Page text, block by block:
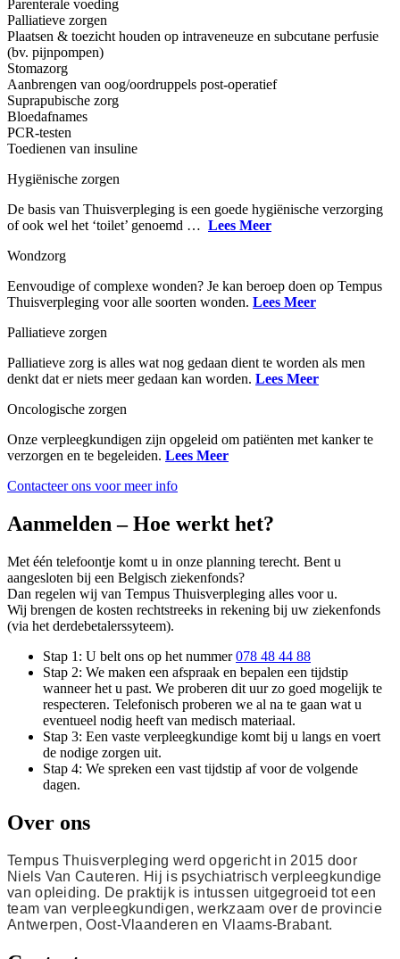
Parenterale voeding
Palliatieve zorgen
Plaatsen & toezicht houden op intraveneuze en subcutane perfusie
(bv. pijnpompen)
Stomazorg
Aanbrengen van oog/oordruppels post-operatief
Suprapubische zorg
Bloedafnames
PCR-testen
Toedienen van insuline
Hygiënische zorgen
De basis van Thuisverpleging is een goede hygiënische verzorging
of ook wel het ‘toilet’ genoemd … Lees Meer
Wondzorg
Eenvoudige of complexe wonden? Je kan beroep doen op Tempus
Thuisverpleging voor alle soorten wonden. Lees Meer
Palliatieve zorgen
Palliatieve zorg is alles wat nog gedaan dient te worden als men
denkt dat er niets meer gedaan kan worden. Lees Meer
Oncologische zorgen
Onze verpleegkundigen zijn opgeleid om patiënten met kanker te
verzorgen en te begeleiden. Lees Meer
Contacteer ons voor meer info
Aanmelden – Hoe werkt het?
Met één telefoontje komt u in onze planning terecht. Bent u
aangesloten bij een Belgisch ziekenfonds?
Dan regelen wij van Tempus Thuisverpleging alles voor u.
Wij brengen de kosten rechtstreeks in rekening bij uw ziekenfonds
(via het derdebetalerssyteem).
Stap 1: U belt ons op het nummer078 48 44 88
Stap 2: We maken een afspraak en bepalen een tijdstip
wanneer het u past. We proberen dit uur zo goed mogelijk te
respecteren. Telefonisch proberen we al na te gaan wat u
eventueel nodig heeft van medisch materiaal.
Stap 3: Een vaste verpleegkundige komt bij u langs en voert
de nodige zorgen uit.
Stap 4: We spreken een vast tijdstip af voor de volgende
dagen.
Over ons
Tempus Thuisverpleging werd opgericht in 2015 door
Niels Van Cauteren. Hij is psychiatrisch verpleegkundige
van opleiding. De praktijk is intussen uitgegroeid tot een
team van verpleegkundigen, werkzaam over de provincie
Antwerpen, Oost-Vlaanderen en Vlaams-Brabant.